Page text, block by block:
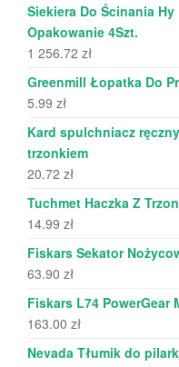
Siekiera Do Ścinania
Opakowanie 4Szt.
1 256.72 zł
Greenmill Łopatka Do
5.99 zł
Kard spulchniacz
trzonkiem
20.72 zł
Tuchmet Haczka Z
14.99 zł
Fiskars Sekator
63.90 zł
Fiskars L74 PowerGear
163.00 zł
Nevada Tłumik do